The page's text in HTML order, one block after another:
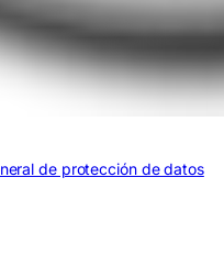
de protección de datos